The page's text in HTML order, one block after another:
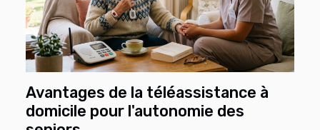
Avantages de la téléassistance à
domicile pour l'autonomie des